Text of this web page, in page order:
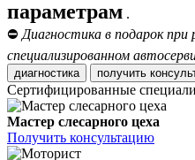
параметрам .
⛔ Диагностика в подарок
специализированном
диагностика получить
Сертифицированные
Мастер слесарного цеха
Получить консультацию